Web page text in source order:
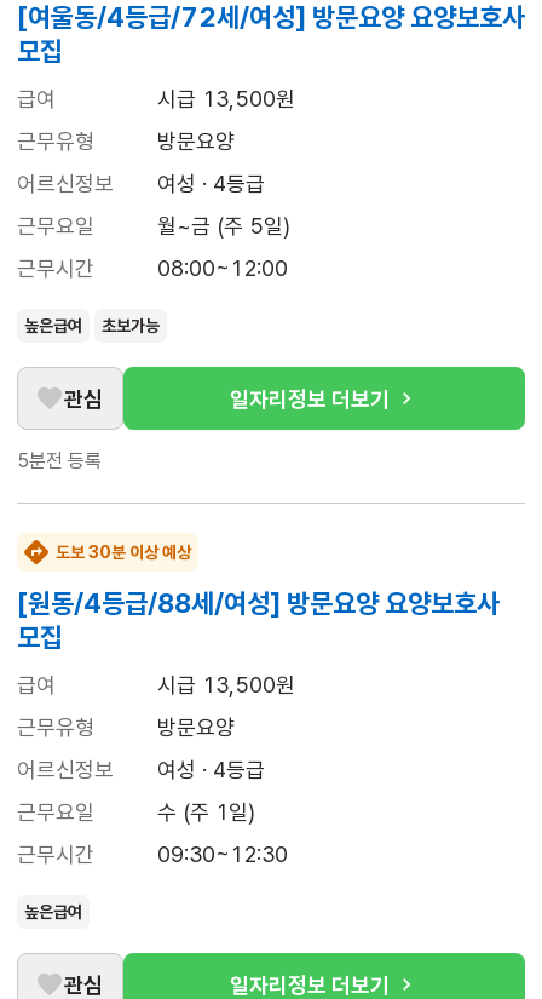
[여울동/4등급/72세/여성] 방문요양 요양보호사
모집
급여
시급 13,500원
근무유형
방문요양
어르신정보
여성 · 4등급
근무요일
월~금 (주 5일)
근무시간
08:00~12:00
높은급여 초보가능
관심 일자리정보 더보기
5분전 등록
도보 30분 이상 예상
[원동/4등급/88세/여성] 방문요양 요양보호사
모집
급여
시급 13,500원
근무유형
방문요양
어르신정보
여성 · 4등급
근무요일
수 (주 1일)
근무시간
09:30~12:30
높은급여
관심 일자리정보 더보기